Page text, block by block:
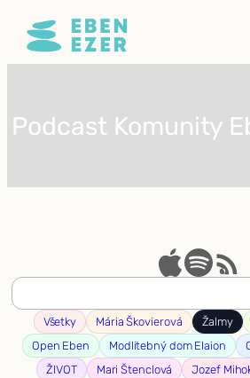
Prejsť
obsah
Podcast Komunity
Všetky Mária Škovierová Žalmy
Open Eben
Modlitebný dom Elaion
ŽIVOT
Mari Štenclová Jozef